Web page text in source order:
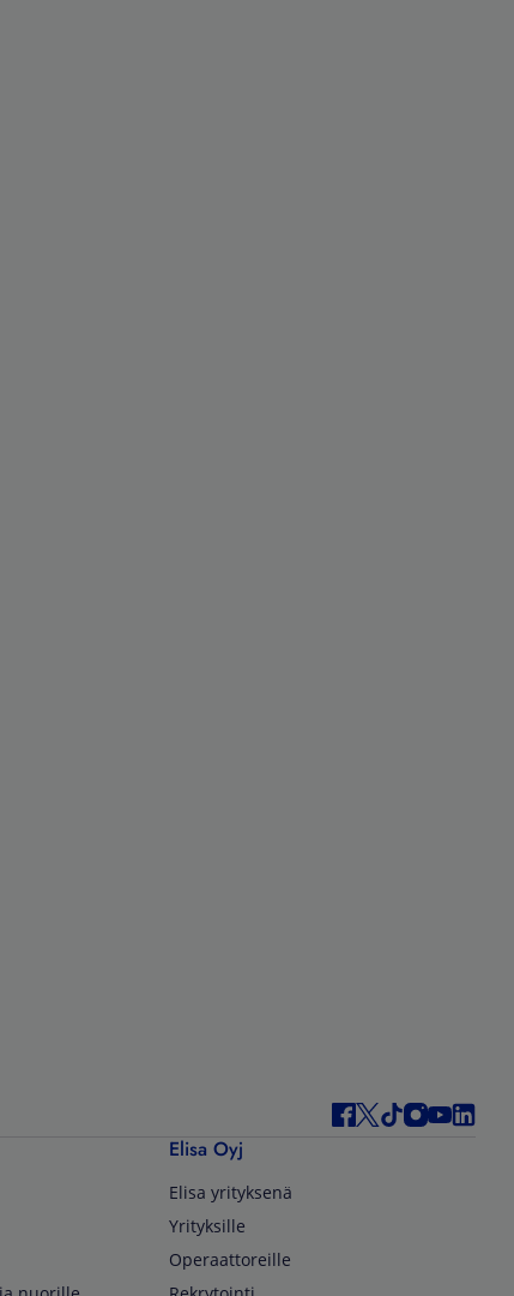
Elisa Oyj
Elisa yrityksenä
Yrityksille
Operaattoreille